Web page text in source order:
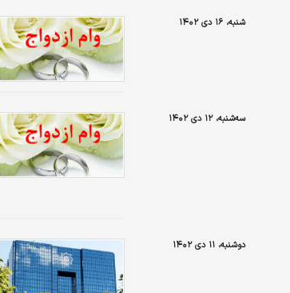
شنبه، ۱۶ دی ۱۴۰۲
سه‌شنبه، ۱۲ دی ۱۴۰۲
دوشنبه، ۱۱ دی ۱۴۰۲